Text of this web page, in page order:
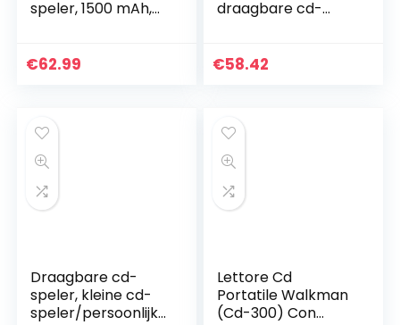
speler, 1500 mAh,
cd-speler met
Walkman voor
thuis, in de auto en
op reis, zwart
€62.99
draagbare cd-
smartphones en
€58.42
Draagbare cd-
speler, kleine cd-
speler/persoonlijke
Lettore Cd
Portatile Walkman
(Cd-300) Con